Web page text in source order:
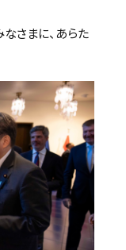
さまに、あらた